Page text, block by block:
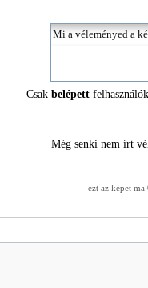
Csakbelépett
Még senki nem írt
ezt az képet ma